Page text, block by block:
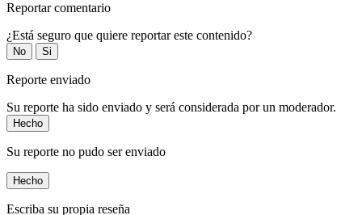
Reportar comentario
¿Está seguro que quiere reportar este contenido?
No Si
Reporte enviado
Su reporte ha sido enviado y será considerada por un moderador.
Hecho
Su reporte no pudo ser enviado
Hecho
Escriba su propia reseña